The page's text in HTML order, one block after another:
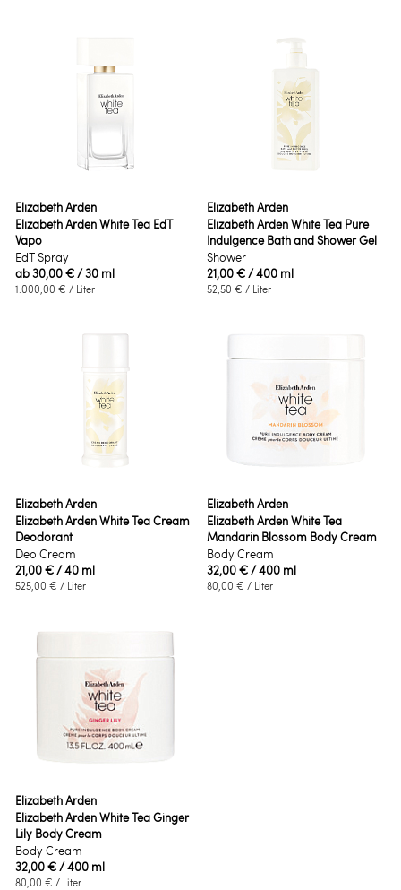
Elizabeth Arden
Elizabeth Arden White Tea EdT
Vapo
EdT Spray
ab30,00 €/ 30 ml
1.000,00 € / Liter
Elizabeth Arden
Elizabeth Arden White Tea Pure
Indulgence Bath and Shower Gel
Shower
21,00 €/ 400 ml
52,50 € / Liter
Elizabeth Arden
Elizabeth Arden White Tea Cream
Deodorant
Deo Cream
21,00 €/ 40 ml
525,00 € / Liter
Elizabeth Arden
Elizabeth Arden White Tea
Mandarin Blossom Body Cream
Body Cream
32,00 €/ 400 ml
80,00 € / Liter
Elizabeth Arden
Elizabeth Arden White Tea Ginger
Lily Body Cream
Body Cream
32,00 €/ 400 ml
80,00 € / Liter